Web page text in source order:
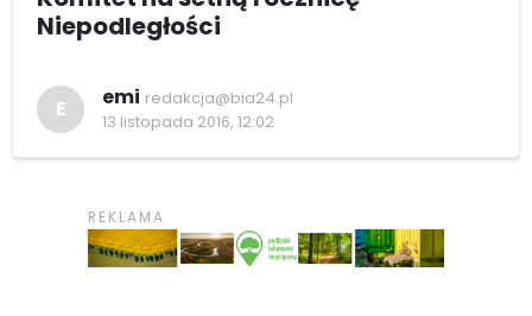
Niepodległości
E emi redakcja@bia24.pl
13 listopada 2016, 12:02